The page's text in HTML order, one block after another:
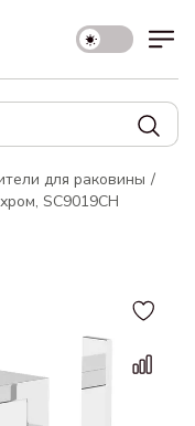
для раковины
SC9019CH